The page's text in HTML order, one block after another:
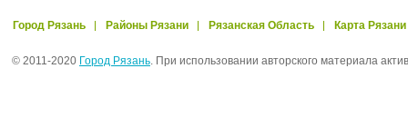
Город Рязань Районы Рязани Рязанская Область Карта Рязани
© 2011-2020 Город Рязань. При использовании авторского материала